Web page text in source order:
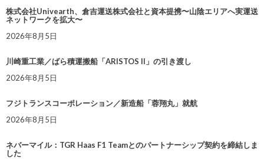
株式会社Univearth、倉吉運送株式会社と資本提携〜山陰エリアへ実運送
ネットワークを拡大〜
2026年8月5日
川崎重工業／ばら積運搬船「ARISTOS II」の引き渡し
2026年8月5日
フジトランスコーポレーション／新造船「蓉翔丸」就航
2026年8月5日
ネバーマイル：TGR Haas F1 Teamとのパートナーシップ契約を締結しま
した